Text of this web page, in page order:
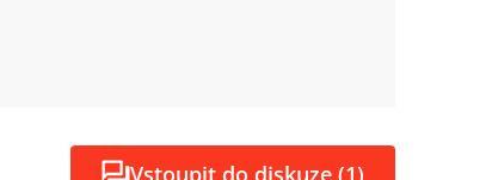
Vstoupit do diskuze (1)